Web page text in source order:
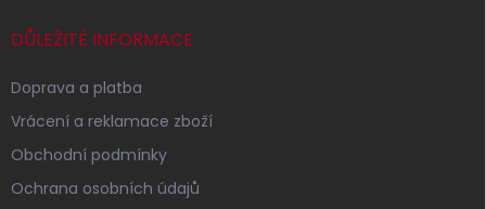
DŮLEŽITÉ INFORMACE
Doprava a platba
Vrácení a reklamace zboží
Obchodní podmínky
Ochrana osobních údajů